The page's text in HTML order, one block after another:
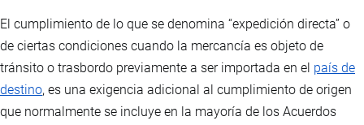
El cumplimiento de lo que se denomina “expedición directa” o
de ciertas condiciones cuando la mercancía es objeto de
tránsito o trasbordo previamente a ser importada en el país de
destino, es una exigencia adicional al cumplimiento de origen
que normalmente se incluye en la mayoría de los Acuerdos